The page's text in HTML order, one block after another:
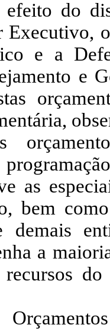
efeito do
Executivo,
e a
e
as
bem
demais
a